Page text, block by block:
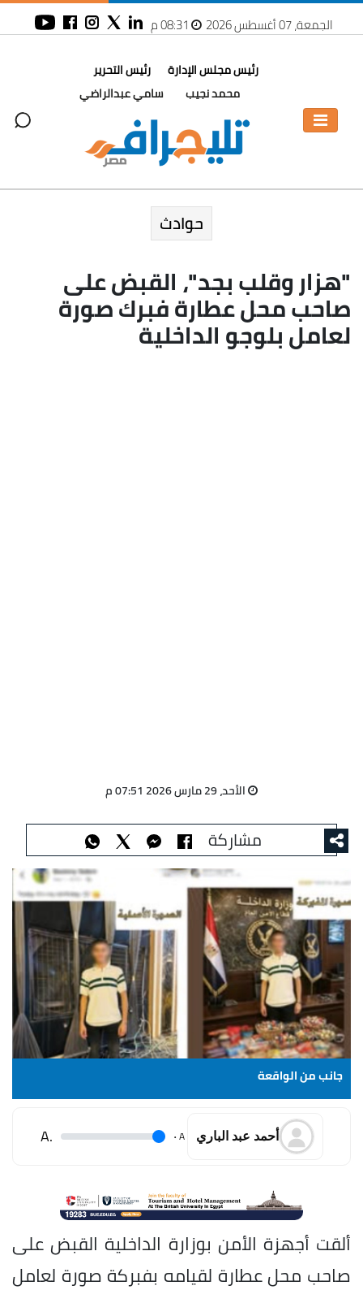
الجمعة، 07 أغسطس 2026
رئيس مجلس الإدارة
محمد نجيب
رئيس التحرير
سامي عبدالراضي
حوادث
"هزار وقلب بجد"، القبض على
صاحب محل عطارة فبرك صورة
لعامل بلوجو الداخلية
الأحد، 29 مارس 2026 07:51 م
مشاركة
جانب من الواقعة
أحمد عبد الباري A
.
.A
ألقت أجهزة الأمن بوزارة الداخلية القبض على
صاحب محل عطارة لقيامه بفبركة صورة لعامل